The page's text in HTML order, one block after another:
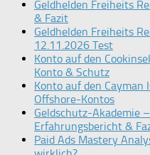
Geldhelden Freiheits
& Fazit
Geldhelden Freiheits
12.11.2026 Test
Konto auf den
Konto & Schutz
Konto auf den Cayman
Offshore-Kontos
Geldschutz-Akademie
Erfahrungsbericht &
Paid Ads Mastery